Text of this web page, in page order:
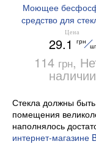
Моющее
средство для
и зеркальных
поверхностей,
BUROCLEAN
Industry-3
10900020
Цена
29.1 грн
114 грн,
наличии
Стекла должны
помещения
наполнялось
интернет-магазине